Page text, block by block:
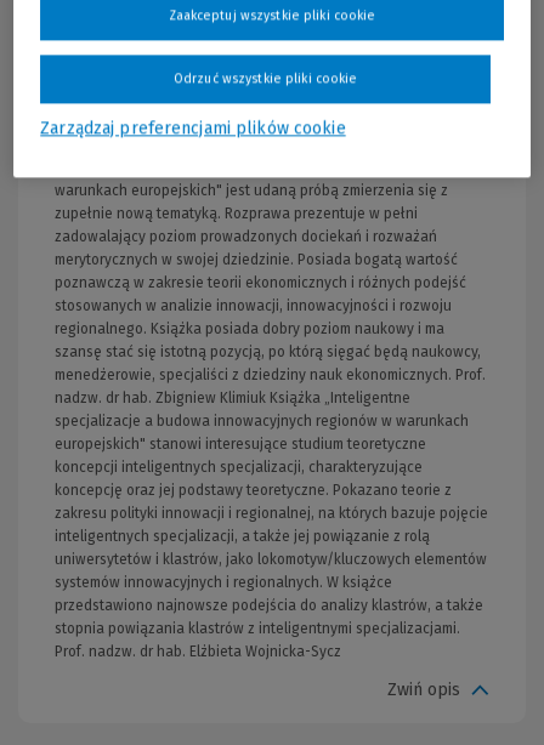
koncepcji inteligentnych specjalizacji,• korzyści, jakie dzięki
inteligentnym specjalizacjom uzyskują gospodarki lokalne,•
politykę regionalną ukierunkowaną na problematykę
inteligentnych specjalizacji,• wyzwania stojące przed
specjalizacji i regionów innowacyjnych,• rolę klastrów w
rozpoznaniu inteligentnych specjalizacji. Praca zatytułowana
warunkach europejskich" jest udaną próbą zmierzenia się z
zupełnie nową tematyką. Rozprawa prezentuje w pełni
zadowalający poziom prowadzonych dociekań i rozważań
merytorycznych w swojej dziedzinie. Posiada bogatą wartość
poznawczą w zakresie teorii ekonomicznych i różnych podejść
stosowanych w analizie innowacji, innowacyjności i rozwoju
regionalnego. Książka posiada dobry poziom naukowy i ma
szansę stać się istotną pozycją, po którą sięgać będą naukowcy,
menedżerowie, specjaliści z dziedziny nauk ekonomicznych. Prof.
nadzw. dr hab. Zbigniew Klimiuk Książka „Inteligentne
specjalizacje a budowa innowacyjnych regionów w warunkach
europejskich" stanowi interesujące studium teoretyczne
koncepcji inteligentnych specjalizacji, charakteryzujące
koncepcję oraz jej podstawy teoretyczne. Pokazano teorie z
zakresu polityki innowacji i regionalnej, na których bazuje pojęcie
inteligentnych specjalizacji, a także jej powiązanie z rolą
uniwersytetów i klastrów, jako lokomotyw/kluczowych elementów
systemów innowacyjnych i regionalnych. W książce
przedstawiono najnowsze podejścia do analizy klastrów, a także
stopnia powiązania klastrów z inteligentnymi specjalizacjami.
Prof. nadzw. dr hab. Elżbieta Wojnicka-Sycz
Zwiń opis
Zarządzaj preferencjami plików cookie
Odrzuć wszystkie pliki cookie
Zaakceptuj wszystkie pliki cookie